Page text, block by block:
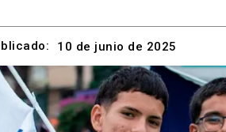
10 de junio de 2025